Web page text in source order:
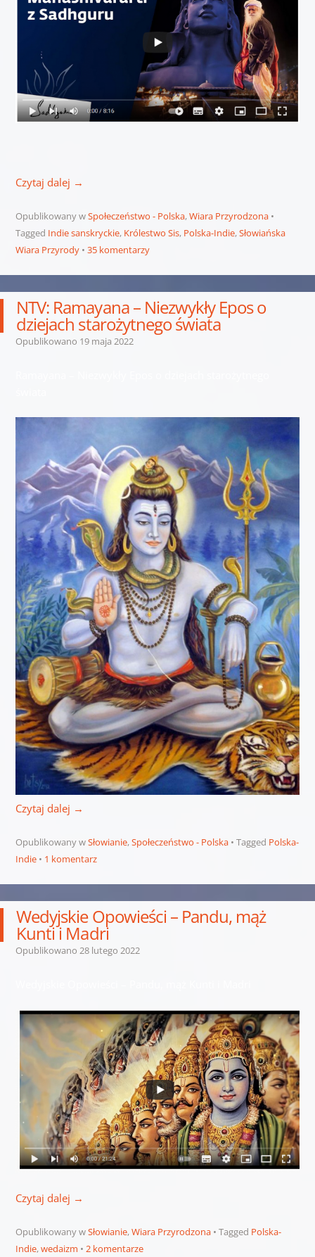
Czytaj dalej →
Opublikowany wSpołeczeństwo - Polska,Wiara Przyrodzona
Tagged Indie sanskryckie, Królestwo Sis, Polska-Indie,Słowiańska
Wiara Przyrody
35 komentarzy
NTV: Ramayana – Niezwykły Epos o
dziejach starożytnego świata
Opublikowano 19 maja 2022
Czytaj dalej →
Opublikowany wSłowianie,Społeczeństwo - Polska Tagged Polska-
Indie
1 komentarz
Wedyjskie Opowieści – Pandu, mąż
Kunti i Madri
Opublikowano 28 lutego 2022
Czytaj dalej →
Opublikowany wSłowianie,Wiara Przyrodzona Tagged Polska-
Indie,wedaizm 2 komentarze